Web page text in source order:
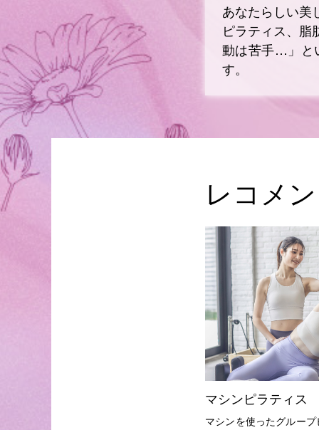
あなたらしい美
ピラティス、脂
動は苦手…」と
す。
レコメ
マシンピラティス
マシンを使ったグルー